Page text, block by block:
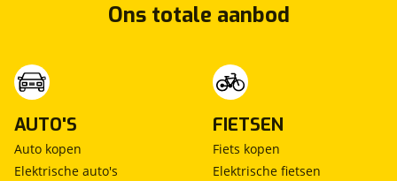
Ons totale aanbod
AUTO'S
Auto kopen
Elektrische auto's
FIETSEN
Fiets kopen
Elektrische fietsen